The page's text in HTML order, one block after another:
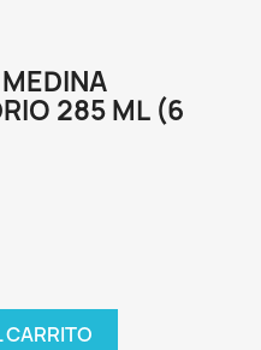
285 ML (6
CARRITO